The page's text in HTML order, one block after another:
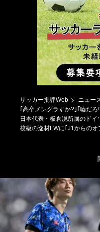
サッカー批評Web ニュー
｢高卒メングラすか?｣｢嘘だ
日本代表・板倉滉所属のド
校級の逸材FWに｢J1からの